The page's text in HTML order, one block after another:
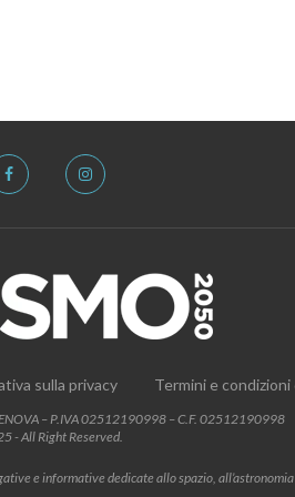
sulla privacy Termini e condizioni
– P.IVA 02512190998 – C.F. 02512190998
- All Right Reserved.
e informative dedicate allo spazio,